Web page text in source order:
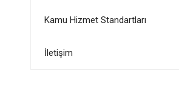
Kamu Hizmet Standartları
İletişim